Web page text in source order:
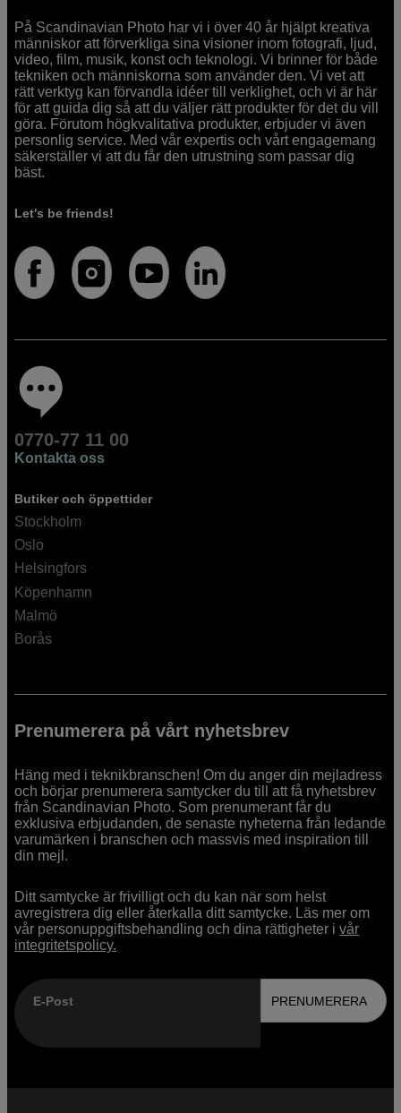
På Scandinavian Photo har vi i över 40 år hjälpt kreativa
människor att förverkliga sina visioner inom fotografi, ljud,
video, film, musik, konst och teknologi. Vi brinner för både
tekniken och människorna som använder den. Vi vet att
rätt verktyg kan förvandla idéer till verklighet, och vi är här
för att guida dig så att du väljer rätt produkter för det du vill
göra. Förutom högkvalitativa produkter, erbjuder vi även
personlig service. Med vår expertis och vårt engagemang
säkerställer vi att du får den utrustning som passar dig
bäst.
Let's be friends!
0770-77 11 00
Kontakta oss
Butiker och öppettider
Stockholm
Oslo
Helsingfors
Köpenhamn
Malmö
Borås
Prenumerera på vårt nyhetsbrev
Häng med i teknikbranschen! Om du anger din mejladress
och börjar prenumerera samtycker du till att få nyhetsbrev
från Scandinavian Photo. Som prenumerant får du
exklusiva erbjudanden, de senaste nyheterna från ledande
varumärken i branschen och massvis med inspiration till
din mejl.
Ditt samtycke är frivilligt och du kan när som helst
avregistrera dig eller återkalla ditt samtycke. Läs mer om
vår personuppgiftsbehandling och dina rättigheter ivår
integritetspolicy.
E-Post PRENUMERERA